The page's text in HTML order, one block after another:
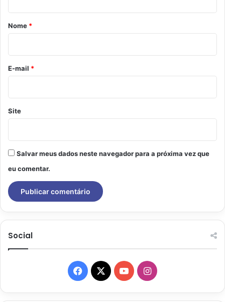
r
o
*
Nome *
E-mail *
Site
Salvar meus dados neste navegador para a próxima vez que
eu comentar.
Social
Facebook
X YouTubeInstagram